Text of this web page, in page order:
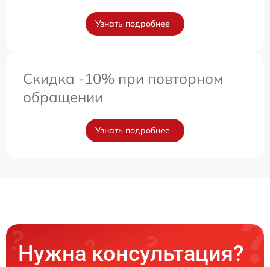
Узнать подробнее
Скидка -10% при повторном
обращении
Узнать подробнее
Нужна консультация?